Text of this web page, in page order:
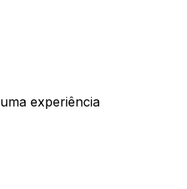
uma experiência